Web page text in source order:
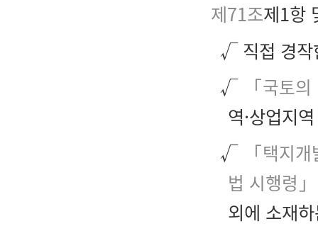
제71조제1항
√ 직접 경작
√
「국토
역·상업지
√
「택지
법 시행령
외에 소재